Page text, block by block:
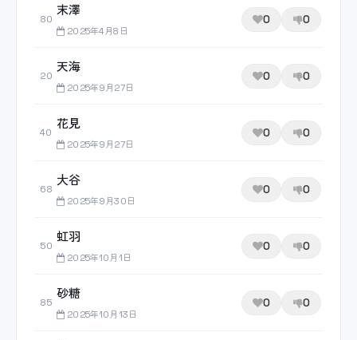
80
末澤
2025年4月8日
0 0
20
天海
2025年9月27日
0 0
40
花見
2025年9月27日
0 0
68
大谷
2025年9月30日
0 0
50
虹羽
2025年10月1日
0 0
85
砂糖
2025年10月13日
0 0